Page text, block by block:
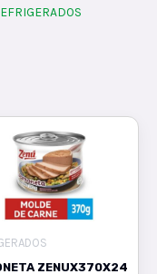
ZENUX370X24